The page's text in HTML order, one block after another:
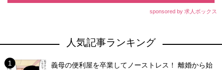
sponsored by 求人ボックス
人気記事ランキング
義母の便利屋を卒業してノーストレス！ 離婚から始